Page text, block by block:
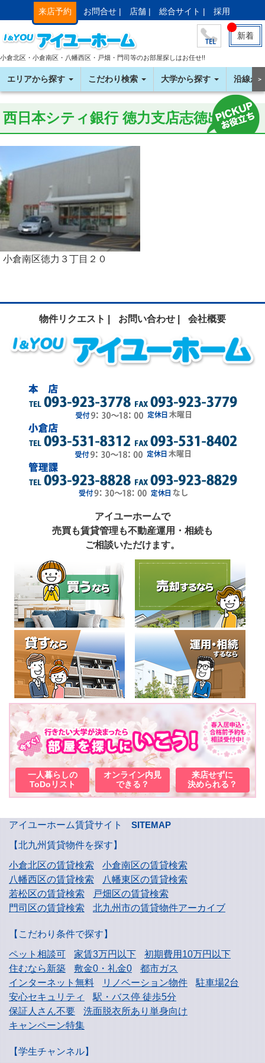
来店予約 お問合せ | 店舗 | 総合サイト | 採用
新着
小倉北区・小倉南区・八幡西区・戸畑・門司等のお部屋探しはお任せ!!
エリアから探す こだわり検索 大学から探す 沿線か＞
西日本シティ銀行 徳力支店志徳出張所
小倉南区徳力３丁目２０
物件リクエスト | お問い合わせ | 会社概要
アイユーホームで
売買も賃貸管理も不動産運用・相続も
ご相談いただけます。
一人暮らしの
ToDoリスト
オンライン内見
できる？
来店せずに
決められる？
アイユーホーム賃貸サイト
SITEMAP
【北九州賃貸物件を探す】
小倉北区の賃貸検索
小倉南区の賃貸検索
八幡西区の賃貸検索
八幡東区の賃貸検索
若松区の賃貸検索
戸畑区の賃貸検索
門司区の賃貸検索
北九州市の賃貸物件アーカイブ
【こだわり条件で探す】
ペット相談可
家賃3万円以下
初期費用10万円以下
住むなら新築
敷金0・礼金0
都市ガス
インターネット無料
リノベーション物件
駐車場2台
安心セキュリティ
駅・バス停 徒歩5分
保証人さん不要
洗面脱衣所あり単身向け
キャンペーン特集
【学生チャンネル】